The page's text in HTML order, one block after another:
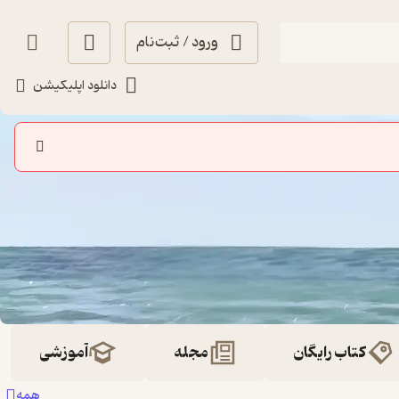
ورود / ثبت‌نام
دانلود اپلیکیشن
کتاب رایگان مجله آموزشی